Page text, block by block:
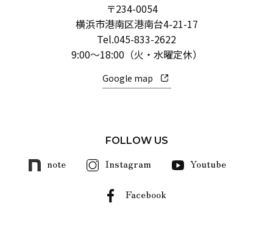
〒234-0054
横浜市港南区港南台4-21-17
Tel.045-833-2622
9:00～18:00（火・水曜定休）
Google map
FOLLOW US
note Instagram Youtube
Facebook